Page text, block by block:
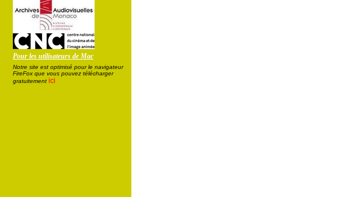
Pour les utilisateurs de Mac
Notre site est optimisé pour le navigateur
FireFox que vous pouvez télécharger
gratuitement ici